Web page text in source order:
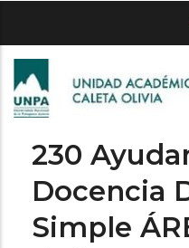
main
content
230
Docencia
Simple